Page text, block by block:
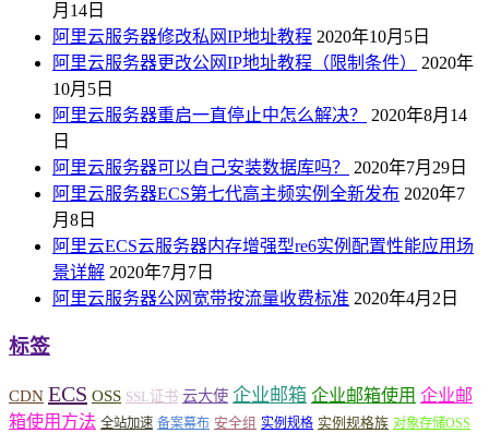
月14日
阿里云服务器修改私网IP地址教程 2020年10月5日
阿里云服务器更改公网IP地址教程（限制条件）
2020年
10月5日
阿里云服务器重启一直停止中怎么解决？
2020年8月14
日
阿里云服务器可以自己安装数据库吗？
2020年7月29日
阿里云服务器ECS第七代高主频实例全新发布 2020年7
月8日
阿里云ECS云服务器内存增强型re6实例配置性能应用场
景详解 2020年7月7日
阿里云服务器公网宽带按流量收费标准 2020年4月2日
标签
CDN ECS OSS SSL证书 云大使 企业邮箱 企业邮箱使用 企业邮
箱使用方法 全站加速 备案幕布 安全组 实例规格 实例规格族 对象存储OSS